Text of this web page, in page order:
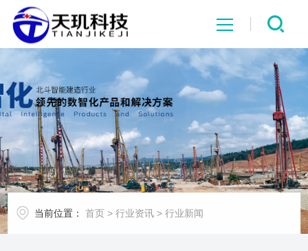
网站首页
系统中心
解决方案
项目案例
当前位置： 首页 >行业资讯 >行业新闻